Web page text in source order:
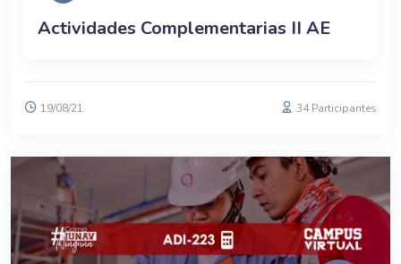
Actividades Complementarias II AE
19/08/21 34 Participantes